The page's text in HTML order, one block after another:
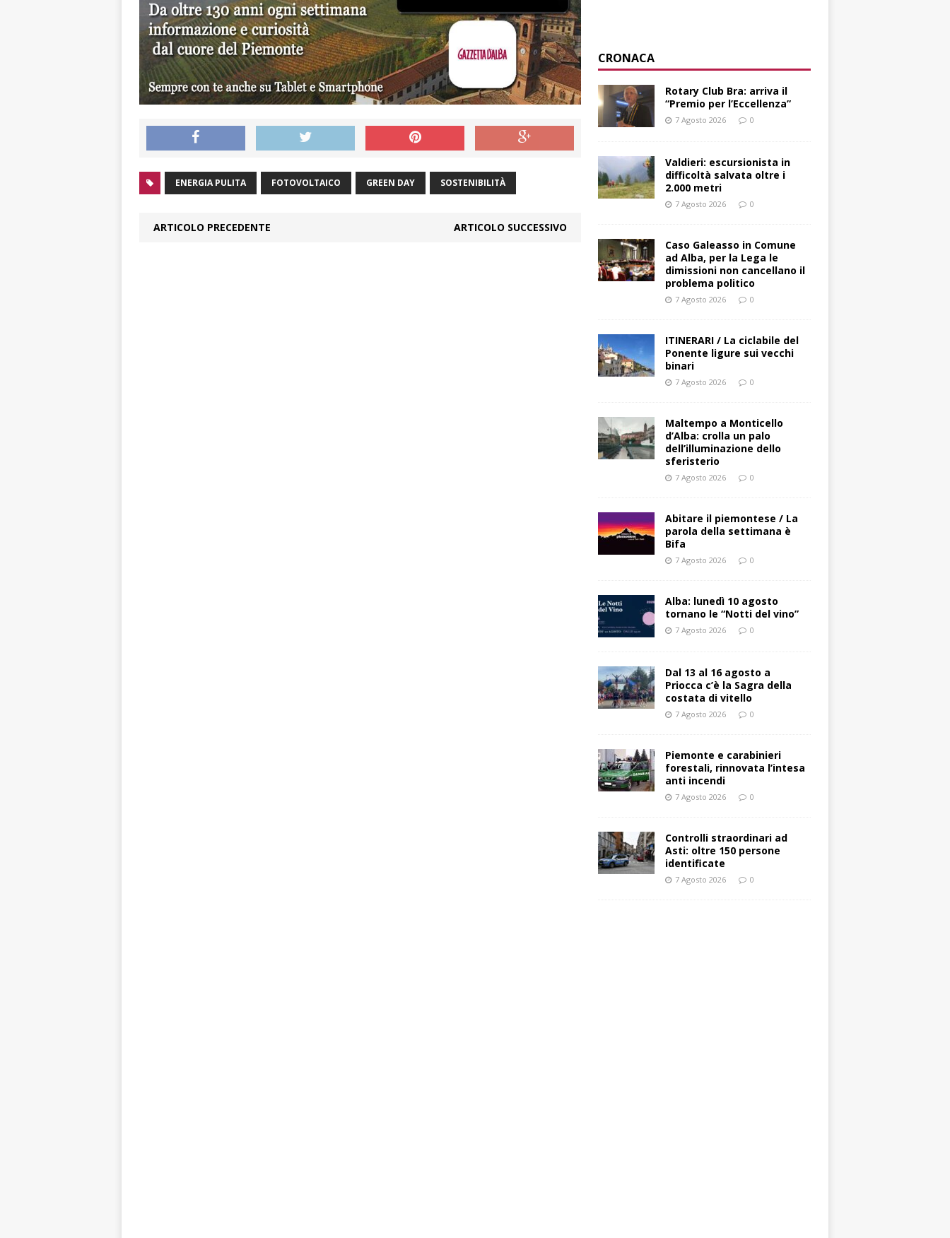
ENERGIA PULITA FOTOVOLTAICO GREEN DAY SOSTENIBILITÀ
ARTICOLO PRECEDENTE ARTICOLO SUCCESSIVO
CRONACA
Rotary Club Bra: arriva il
“Premio per l’Eccellenza”
7 Agosto 2026 0
Valdieri: escursionista in
difficoltà salvata oltre i
2.000 metri
7 Agosto 2026 0
Caso Galeasso in Comune
ad Alba, per la Lega le
dimissioni non cancellano il
problema politico
7 Agosto 2026 0
ITINERARI / La ciclabile del
Ponente ligure sui vecchi
binari
7 Agosto 2026 0
Maltempo a Monticello
d’Alba: crolla un palo
dell’illuminazione dello
sferisterio
7 Agosto 2026 0
Abitare il piemontese / La
parola della settimana è
Bifa
7 Agosto 2026 0
Alba: lunedì 10 agosto
tornano le “Notti del vino”
7 Agosto 2026 0
Dal 13 al 16 agosto a
Priocca c’è la Sagra della
costata di vitello
7 Agosto 2026 0
Piemonte e carabinieri
forestali, rinnovata l’intesa
anti incendi
7 Agosto 2026 0
Controlli straordinari ad
Asti: oltre 150 persone
identificate
7 Agosto 2026 0